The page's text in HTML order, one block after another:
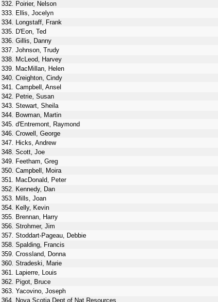
332. Poirier, Nelson
333. Ellis, Jocelyn
334. Longstaff, Frank
335. D'Eon, Ted
336. Gillis, Danny
337. Johnson, Trudy
338. McLeod, Harvey
339. MacMillan, Helen
340. Creighton, Cindy
341. Campbell, Ansel
342. Petrie, Susan
343. Stewart, Sheila
344. Bowman, Martin
345. d'Entremont, Raymond
346. Crowell, George
347. Hicks, Andrew
348. Scott, Joe
349. Feetham, Greg
350. Campbell, Moira
351. MacDonald, Peter
352. Kennedy, Dan
353. Mills, Joan
354. Kelly, Kevin
355. Brennan, Harry
356. Strohmer, Jim
357. Stoddart-Pageau, Debbie
358. Spalding, Francis
359. Crossland, Donna
360. Stradeski, Marie
361. Lapierre, Louis
362. Pigot, Bruce
363. Yacovino, Joseph
364. Nova Scotia Dept of Nat Resources